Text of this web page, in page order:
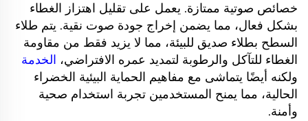
خصائص صوتية ممتازة. يعمل على تقليل اهتزاز الغطاء
بشكل فعال، مما يضمن إخراج جودة صوت نقية. يتم طلاء
السطح بطلاء صديق للبيئة، مما لا يزيد فقط من مقاومة
الغطاء للتآكل والرطوبة لتمديد عمره الافتراضي، الخدمة
ولكنه أيضًا يتماشى مع مفاهيم الحماية البيئية الخضراء
الحالية، مما يمنح المستخدمين تجربة استخدام صحية
وأمنة.